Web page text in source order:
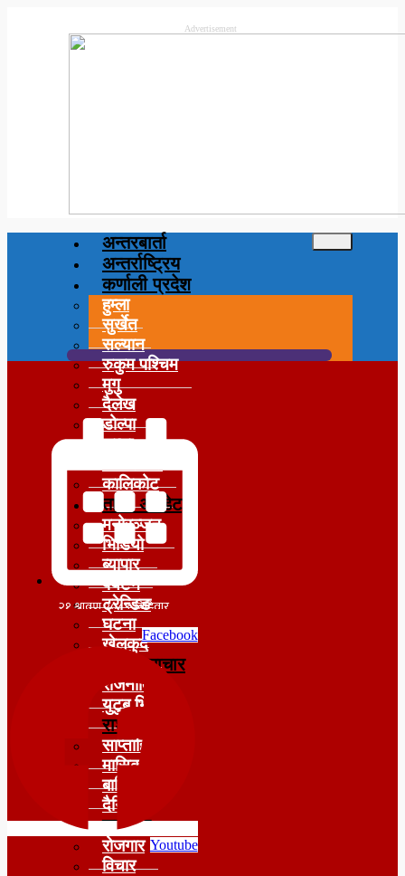
Advertisement
अन्तरबार्ता
अन्तर्राष्ट्रिय
कर्णाली प्रदेश
हुम्ला
सुर्खेत
सल्यान
रुकुम पश्चिम
मुगु
दैलेख
डोल्पा
जुम्ला
कालिकोट
ताजा अपडेट
मनोरञ्जन
भिडियो
ब्यापार
पर्यटन
ट्रेन्डिङ
घटना
खेलकुद
मुख्य समाचार
राजनीति
युटुब भिडियो
राशीफल
साप्ताहिक
मासिक
बार्षिक
दैनिक
समाचार
रोजगार
विचार
Facebook
Youtube